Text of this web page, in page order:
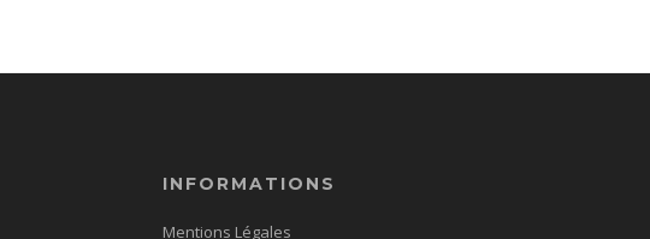
INFORMATIONS
Mentions Légales